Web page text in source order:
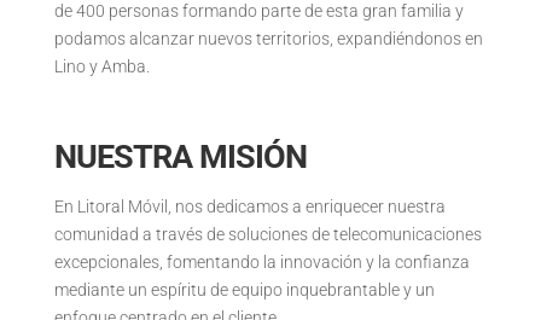
de 400 personas formando parte de esta gran familia y
podamos alcanzar nuevos territorios, expandiéndonos en
Lino y Amba.
NUESTRA MISIÓN
En Litoral Móvil, nos dedicamos a enriquecer nuestra
comunidad a través de soluciones de telecomunicaciones
excepcionales, fomentando la innovación y la confianza
mediante un espíritu de equipo inquebrantable y un